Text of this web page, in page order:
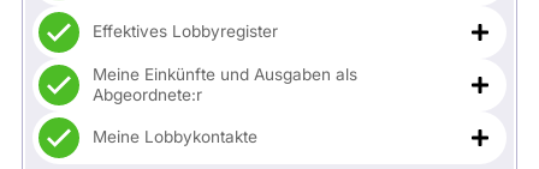
Effektives Lobbyregister
Meine Einkünfte und Ausgaben als
Abgeordnete:r
Meine Lobbykontakte